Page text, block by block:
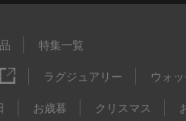
特集一覧
ラグジュアリー ウォ
お歳暮 クリスマス